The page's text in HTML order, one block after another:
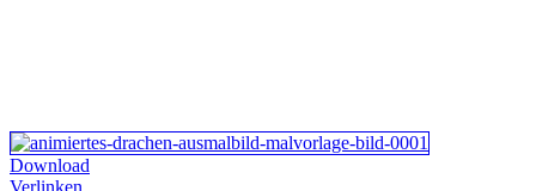
Download
Verlinken